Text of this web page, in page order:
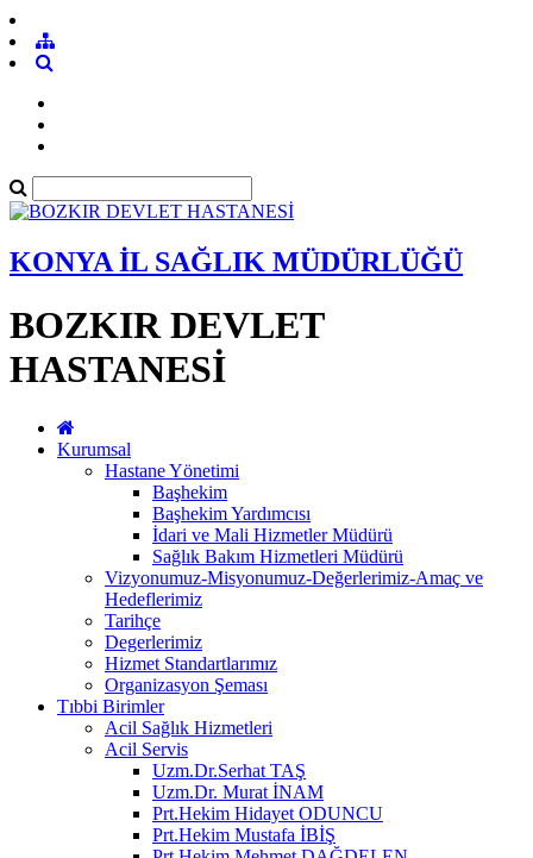
KONYA İL SAĞLIK MÜDÜRLÜĞÜ
BOZKIR DEVLET
HASTANESİ
Kurumsal
Hastane Yönetimi
Başhekim
Başhekim Yardımcısı
İdari ve Mali Hizmetler Müdürü
Sağlık Bakım Hizmetleri Müdürü
Vizyonumuz-Misyonumuz-Değerlerimiz-Amaç ve
Hedeflerimiz
Tarihçe
Degerlerimiz
Hizmet Standartlarımız
Organizasyon Şeması
Tıbbi Birimler
Acil Sağlık Hizmetleri
Acil Servis
Uzm.Dr.Serhat TAŞ
Uzm.Dr. Murat İNAM
Prt.Hekim Hidayet ODUNCU
Prt.Hekim Mustafa İBİŞ